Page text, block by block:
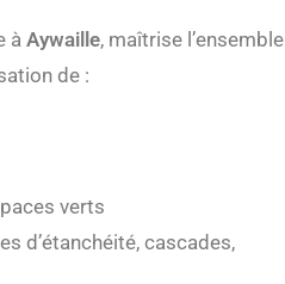
à Aywaille, maîtrise l’ensemble
de :
verts
d’étanchéité, cascades,